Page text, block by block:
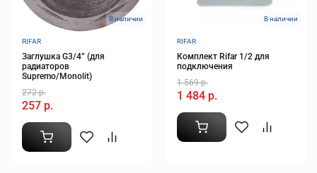
В наличии
RIFAR
Заглушка G3/4” (для
радиаторов
Supremo/Monolit)
272 р.
257 р.
В наличии
RIFAR
Комплект Rifar 1/2 для
подключения
1 569 р.
1 484 р.